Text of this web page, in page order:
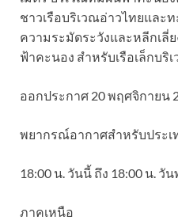
ชาวเรือบริเวณอ่าวไทยและ
ความระมัดระวังและหลีกเลี่
ฟ้าคะนอง สำหรับเรือเล็กบริ
ออกประกาศ 20 พฤศจิกายน
พยากรณ์อากาศสำหรับประเ
18:00 น. วันนี้ ถึง 18:00 น. วั
ภาคเหนือ